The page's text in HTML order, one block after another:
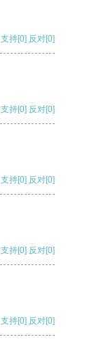
支持[0] 反对[0]
支持[0] 反对[0]
支持[0] 反对[0]
支持[0] 反对[0]
支持[0] 反对[0]